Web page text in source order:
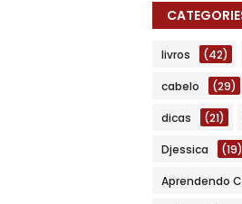
livros (42)
cabelo (29)
dicas (21)
Djessica (19)
Aprendendo